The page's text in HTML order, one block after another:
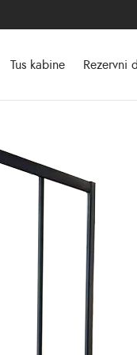
Tus kabine Rezervni